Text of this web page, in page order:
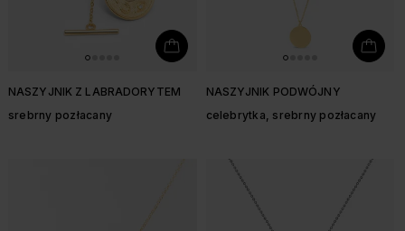
NASZYJNIK Z LABRADORYTEM
srebrny pozłacany
NASZYJNIK PODWÓJNY
celebrytka, srebrny pozłacany